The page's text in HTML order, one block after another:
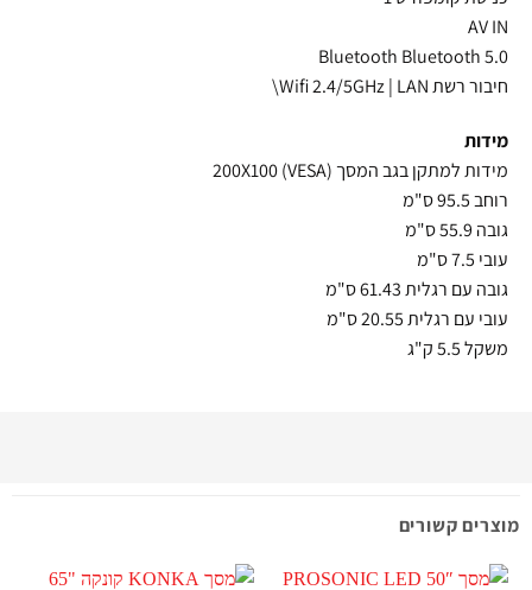
AV IN
Bluetooth Bluetooth 5.0
חיבור רשת Wifi 2.4/5GHz | LAN\
מידות
מידות למתקן בגב המסך (VESA) 200X100
רוחב 95.5 ס"מ
גובה 55.9 ס"מ
עובי 7.5 ס"מ
גובה עם רגלית 61.43 ס"מ
עובי עם רגלית 20.55 ס"מ
משקל 5.5 ק"ג
מוצרים קשורים